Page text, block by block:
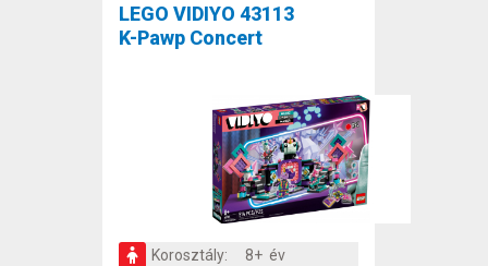
LEGO VIDIYO 43113
K-Pawp Concert
Korosztály:
8+ év